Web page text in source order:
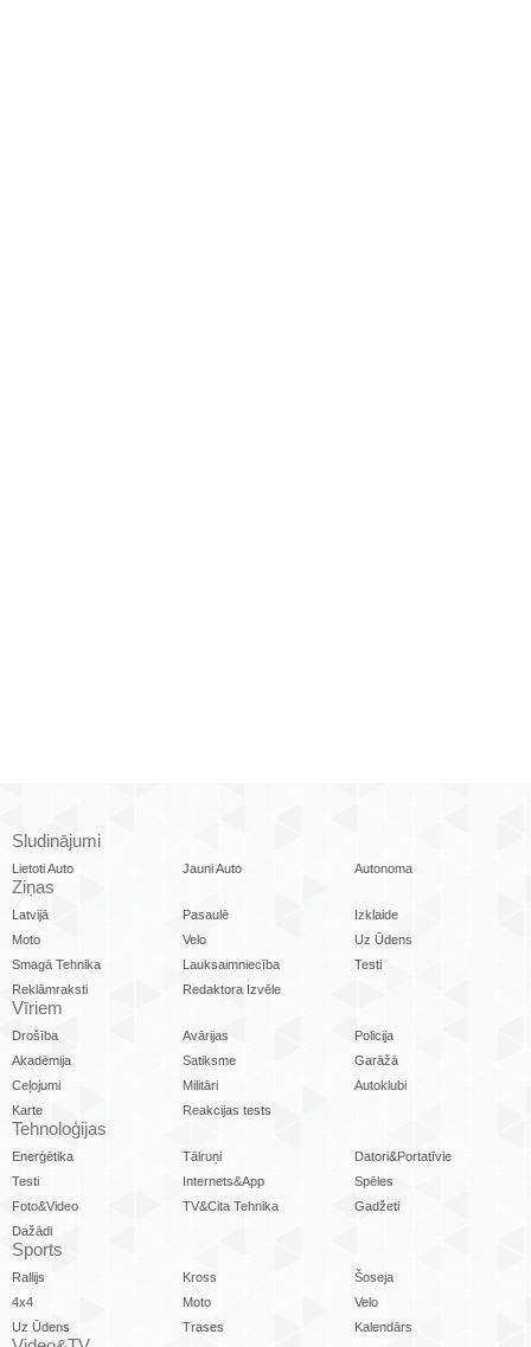
Sludinājumi
Lietoti Auto Jauni Auto Autonoma
Ziņas
Latvijā Pasaulē
Izklaide
Moto
Velo
Uz Ūdens
Smagā Tehnika
Lauksaimniecība
Testi
Reklāmraksti
Redaktora Izvēle
Vīriem
Drošība Avārijas
Policija
Akadēmija
Satiksme
Garāžā
Ceļojumi
Militāri
Autoklubi
Karte
Reakcijas tests
Tehnoloģijas
Enerģētika Tālruņi
Datori&Portatīvie
Testi
Internets&App
Spēles
Foto&Video
TV&Cita Tehnika
Gadžeti
Dažādi
Sports
Rallijs Kross
Šoseja
4x4
Moto
Velo
Uz Ūdens
Trases Kalendārs